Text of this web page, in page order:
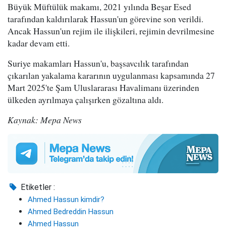
Büyük Müftülük makamı, 2021 yılında Beşar Esed
tarafından kaldırılarak Hassun'un görevine son verildi.
Ancak Hassun'un rejim ile ilişkileri, rejimin devrilmesine
kadar devam etti.
Suriye makamları Hassun'u, başsavcılık tarafından
çıkarılan yakalama kararının uygulanması kapsamında 27
Mart 2025'te Şam Uluslararası Havalimanı üzerinden
ülkeden ayrılmaya çalışırken gözaltına aldı.
Kaynak: Mepa News
Etiketler :
Ahmed Hassun kimdir?
Ahmed Bedreddin Hassun
Ahmed Hassun